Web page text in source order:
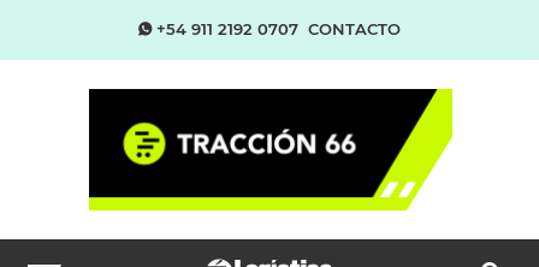
+54 911 2192 0707 CONTACTO